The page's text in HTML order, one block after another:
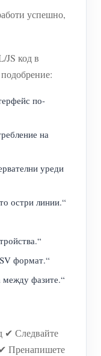
успешно,
JS код в
по-
на
уреди
остри линии.“
формат.“
между фазите.“
✔ Следвайте
Пренапишете